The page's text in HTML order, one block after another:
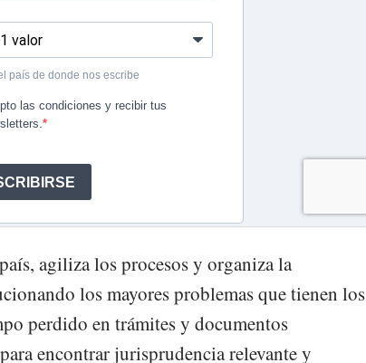
agiliza los procesos y organiza la
los mayores problemas que tienen los
perdido en trámites y documentos
encontrar jurisprudencia relevante y